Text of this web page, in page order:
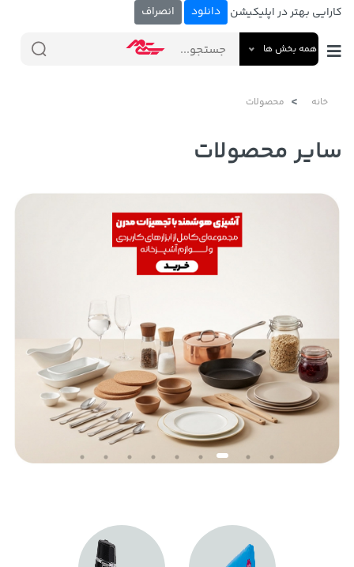
کارایی بهتر در اپلیکیشن دانلود انصراف
همه بخش ها
خانه محصولات
سایر محصولات